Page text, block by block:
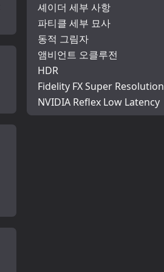
셰이더 세부 사항
파티클 세부 묘사
동적 그림자
앰비언트 오클루전
HDR
Fidelity FX Super Resolution
NVIDIA Reflex Low Latency